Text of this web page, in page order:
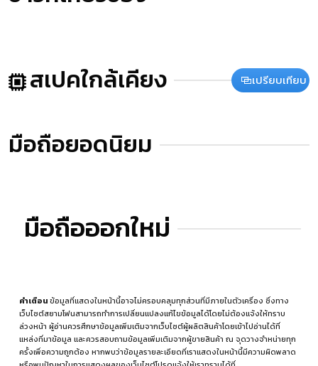
สเปคใกล้เคียง เปรียบเทียบ
มือถือยอดนิยม
มือถือออกใหม่
คำเตือนข้อมูลที่แสดงในหน้านี้อาจไม่ครอบคลุมทุกส่วนที่มีภายในตัวเครื่อง ซึ่งทาง
เว็บไซต์สยามโฟนสามารถทำการเปลี่ยนแปลงแก้ไขข้อมูลได้โดยไม่ต้องแจ้งให้ทราบ
ล่วงหน้า ผู้อ่านควรศึกษาข้อมูลเพิ่มเติมจากเว็บไซต์ผู้ผลิตสินค้าโดยเข้าไปอ่านได้ที่
แหล่งที่มาข้อมูล และควรสอบถามข้อมูลเพิ่มเติมจากผู้ขายสินค้า ณ จุดวางจำหน่ายทุก
ครั้งเพื่อความถูกต้อง หากพบว่าข้อมูลรายละเอียดที่เราแสดงในหน้านี้มีความผิดพลาด